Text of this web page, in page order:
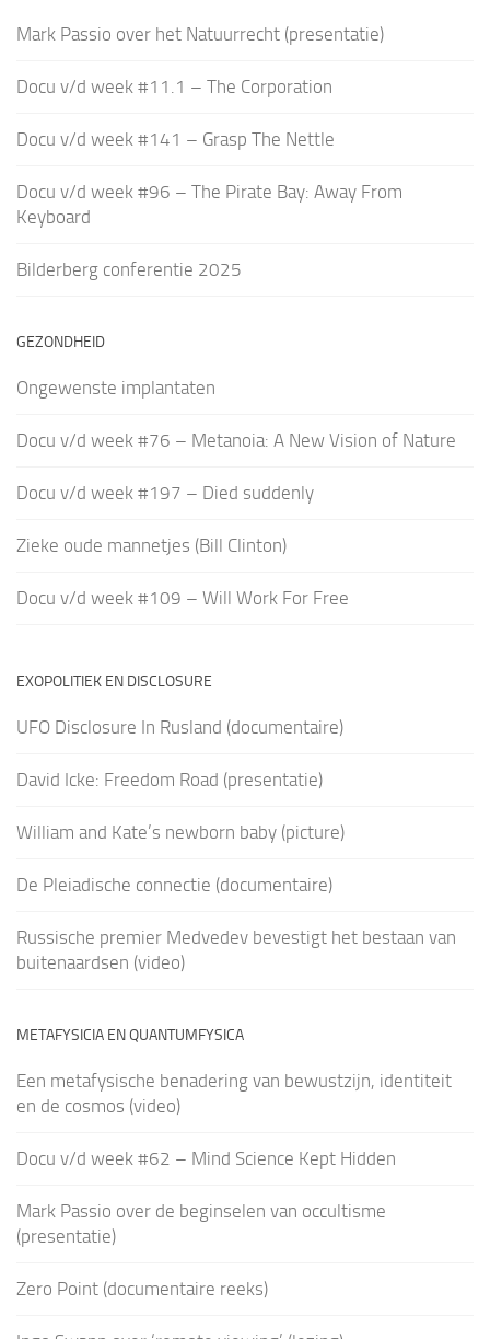
Mark Passio over het Natuurrecht (presentatie)
Docu v/d week #11.1 – The Corporation
Docu v/d week #141 – Grasp The Nettle
Docu v/d week #96 – The Pirate Bay: Away From
Keyboard
Bilderberg conferentie 2025
GEZONDHEID
Ongewenste implantaten
Docu v/d week #76 – Metanoia: A New Vision of Nature
Docu v/d week #197 – Died suddenly
Zieke oude mannetjes (Bill Clinton)
Docu v/d week #109 – Will Work For Free
EXOPOLITIEK EN DISCLOSURE
UFO Disclosure In Rusland (documentaire)
David Icke: Freedom Road (presentatie)
William and Kate’s newborn baby (picture)
De Pleiadische connectie (documentaire)
Russische premier Medvedev bevestigt het bestaan van
buitenaardsen (video)
METAFYSICIA EN QUANTUMFYSICA
Een metafysische benadering van bewustzijn, identiteit
en de cosmos (video)
Docu v/d week #62 – Mind Science Kept Hidden
Mark Passio over de beginselen van occultisme
(presentatie)
Zero Point (documentaire reeks)